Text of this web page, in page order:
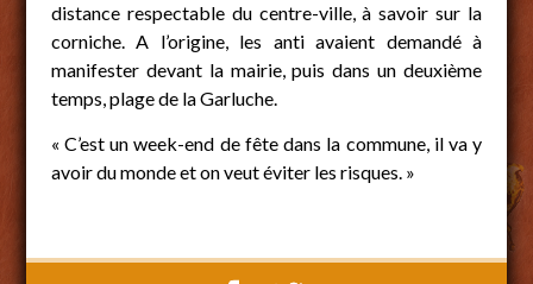
distance respectable du centre-ville, à savoir sur la
corniche. A l’origine, les anti avaient demandé à
manifester devant la mairie, puis dans un deuxième
temps, plage de la Garluche.
« C’est un week-end de fête dans la commune, il va y
avoir du monde et on veut éviter les risques. »